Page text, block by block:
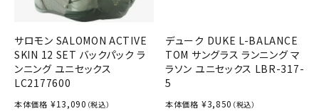
サロモン SALOMON ACTIVE
SKIN 12 SET バックパック ラ
ンニング ユニセックス
LC2177600
本体価格 ¥13,090 （税込）
デューク DUKE L-BALANCE
TOM サングラス ランニング マ
ラソン ユニセックス LBR-317-
5
本体価格 ¥3,850 （税込）